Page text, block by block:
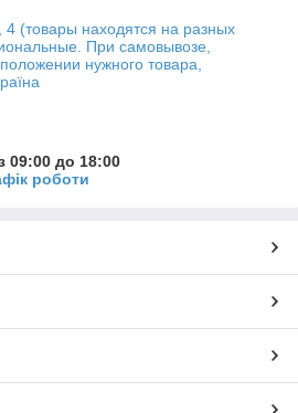
(товары находятся на разных
При самовывозе,
нужного товара,
09:00 до 18:00
роботи